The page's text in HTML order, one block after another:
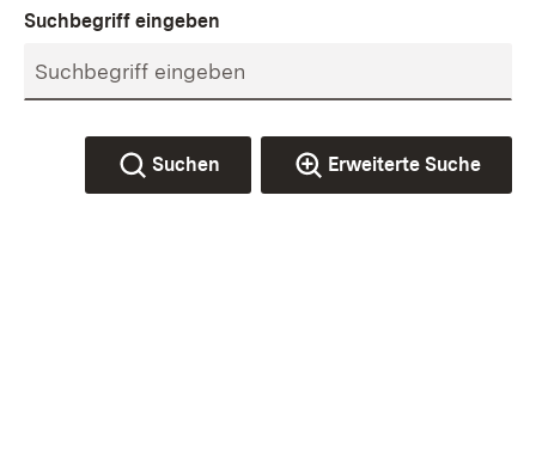
Suchbegriff eingeben
Suchen Erweiterte Suche